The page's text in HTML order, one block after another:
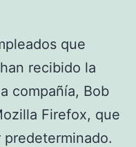
que
recibido la
compañía, Bob
Firefox, que